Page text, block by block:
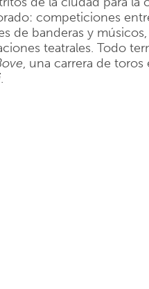
competiciones
de banderas y
teatrales. Todo
, una carrera de toros
.